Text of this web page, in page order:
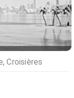
Croisières